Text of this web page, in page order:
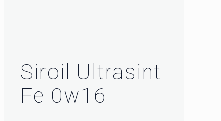
Siroil Ultrasint
Fe 0w16